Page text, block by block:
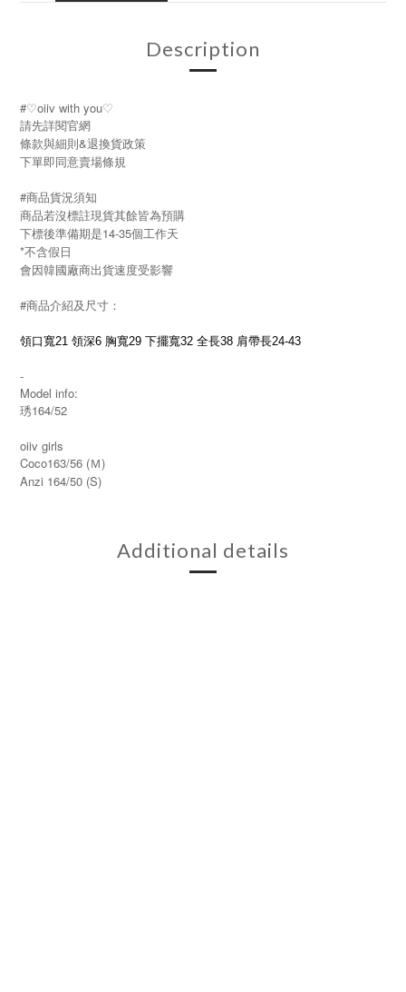
Description
#♡oiiv with you♡
請先詳閱官網
條款與細則&退換貨政策
下單即同意賣場條規
#商品貨況須知
商品若沒標註現貨其餘皆為預購
下標後準備期是14-35個工作天
*不含假日
會因韓國廠商出貨速度受影響
#商品介紹及尺寸：
領口寬21 領深6 胸寬29 下擺寬32 全長38 肩帶長24-43
-
Model info:
琇164/52
oiiv girls
Coco163/56 (Ｍ)
Anzi 164/50 (S)
Additional details